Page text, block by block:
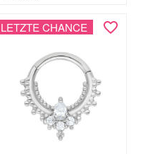
LETZTE CHANCE